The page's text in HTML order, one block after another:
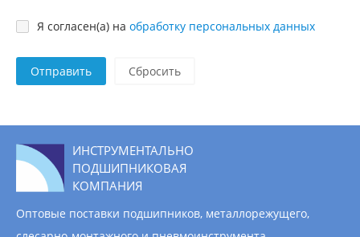
Я согласен(а) на обработку персональных данных
Отправить
ИНСТРУМЕНТАЛЬНО
ПОДШИПНИКОВАЯ
КОМПАНИЯ
Оптовые поставки подшипников, металлорежущего,